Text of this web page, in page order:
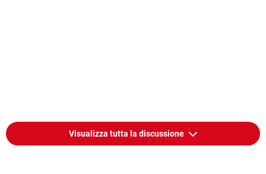
Visualizza tutta la discussione